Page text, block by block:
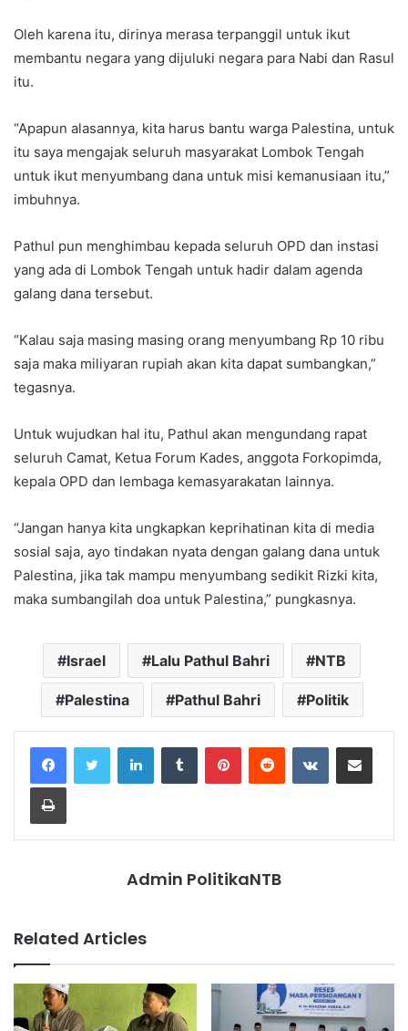
Oleh karena itu, dirinya merasa terpanggil untuk ikut
membantu negara yang dijuluki negara para Nabi dan Rasul
itu.
“Apapun alasannya, kita harus bantu warga Palestina, untuk
itu saya mengajak seluruh masyarakat Lombok Tengah
untuk ikut menyumbang dana untuk misi kemanusiaan itu,”
imbuhnya.
Pathul pun menghimbau kepada seluruh OPD dan instasi
yang ada di Lombok Tengah untuk hadir dalam agenda
galang dana tersebut.
“Kalau saja masing masing orang menyumbang Rp 10 ribu
saja maka miliyaran rupiah akan kita dapat sumbangkan,”
tegasnya.
Untuk wujudkan hal itu, Pathul akan mengundang rapat
seluruh Camat, Ketua Forum Kades, anggota Forkopimda,
kepala OPD dan lembaga kemasyarakatan lainnya.
“Jangan hanya kita ungkapkan keprihatinan kita di media
sosial saja, ayo tindakan nyata dengan galang dana untuk
Palestina, jika tak mampu menyumbang sedikit Rizki kita,
maka sumbangilah doa untuk Palestina,” pungkasnya.
Israel Lalu Pathul Bahri NTB
Palestina Pathul Bahri Politik
LinkedInTumblr PinterestReddit VKontakteShare via Email
Print
Admin PolitikaNTB
Related Articles